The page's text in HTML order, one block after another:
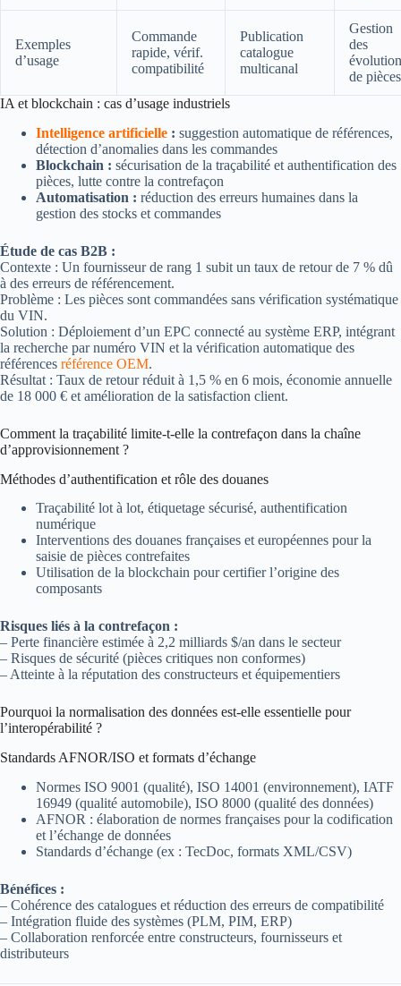
Exemples
d’usage
Commande
rapide, vérif.
compatibilité
Publication
catalogue
multicanal
Gestion
des
de pièces
IA et blockchain : cas d’usage industriels
Intelligence artificielle : suggestion automatique de références,
détection d’anomalies dans les commandes
Blockchain : sécurisation de la traçabilité et authentification des
pièces, lutte contre la contrefaçon
Automatisation : réduction des erreurs humaines dans la
gestion des stocks et commandes
Étude de cas B2B :
Contexte : Un fournisseur de rang 1 subit un taux de retour de 7 % dû
à des erreurs de référencement.
Problème : Les pièces sont commandées sans vérification systématique
du VIN.
Solution : Déploiement d’un EPC connecté au système ERP, intégrant
la recherche par numéro VIN et la vérification automatique des
références référence OEM.
Résultat : Taux de retour réduit à 1,5 % en 6 mois, économie annuelle
de 18 000 € et amélioration de la satisfaction client.
Comment la traçabilité limite-t-elle la contrefaçon dans la chaîne
d’approvisionnement ?
Méthodes d’authentification et rôle des douanes
Traçabilité lot à lot, étiquetage sécurisé, authentification
numérique
Interventions des douanes françaises et européennes pour la
saisie de pièces contrefaites
Utilisation de la blockchain pour certifier l’origine des
composants
Risques liés à la contrefaçon :
– Perte financière estimée à 2,2 milliards $/an dans le secteur
– Risques de sécurité (pièces critiques non conformes)
– Atteinte à la réputation des constructeurs et équipementiers
Pourquoi la normalisation des données est-elle essentielle pour
l’interopérabilité ?
Standards AFNOR/ISO et formats d’échange
Normes ISO 9001 (qualité), ISO 14001 (environnement), IATF
16949 (qualité automobile), ISO 8000 (qualité des données)
AFNOR : élaboration de normes françaises pour la codification
et l’échange de données
Standards d’échange (ex : TecDoc, formats XML/CSV)
Bénéfices :
– Cohérence des catalogues et réduction des erreurs de compatibilité
– Intégration fluide des systèmes (PLM, PIM, ERP)
– Collaboration renforcée entre constructeurs, fournisseurs et
distributeurs